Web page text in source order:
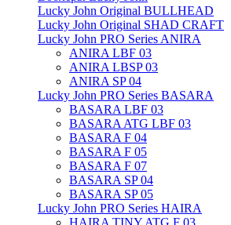
Lucky John Original BULLHEAD
Lucky John Original SHAD CRAFT
Lucky John PRO Series ANIRA
ANIRA LBF 03
ANIRA LBSP 03
ANIRA SP 04
Lucky John PRO Series BASARA
BASARA LBF 03
BASARA ATG LBF 03
BASARA F 04
BASARA F 05
BASARA F 07
BASARA SP 04
BASARA SP 05
Lucky John PRO Series HAIRA
HAIRA TINY ATG F 03